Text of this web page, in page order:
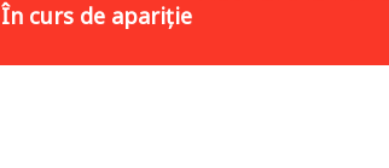
În curs de apariție